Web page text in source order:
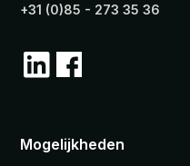
+31 (0)85 - 273 35 36
Mogelijkheden